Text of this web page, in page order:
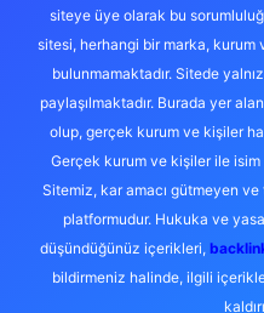
siteye üye olarak bu
sitesi, herhangi bir marka, kurum
bulunmamaktadır. Sitede
paylaşılmaktadır. Burada yer
olup, gerçek kurum ve kişiler
Gerçek kurum ve kişiler ile
Sitemiz, kar amacı gütmeyen
platformudur. Hukuka ve
düşündüğünüz içerikleri,
bildirmeniz halinde, ilgili